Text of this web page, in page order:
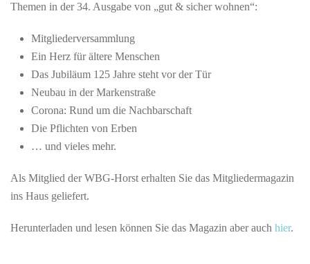
Themen in der 34. Ausgabe von „gut & sicher wohnen“:
Mitgliederversammlung
Ein Herz für ältere Menschen
Das Jubiläum 125 Jahre steht vor der Tür
Neubau in der Markenstraße
Corona: Rund um die Nachbarschaft
Die Pflichten von Erben
… und vieles mehr.
Als Mitglied der WBG-Horst erhalten Sie das Mitgliedermagazin
ins Haus geliefert.
Herunterladen und lesen können Sie das Magazin aber auch hier.